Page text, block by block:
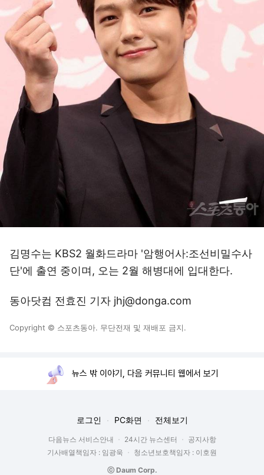
김명수는 KBS2 월화드라마 '암행어사:조선비밀수사
단'에 출연 중이며, 오는 2월 해병대에 입대한다.
동아닷컴 전효진 기자 jhj@donga.com
Copyright © 스포츠동아. 무단전재 및 재배포 금지.
뉴스 밖 이야기, 다음 커뮤니티 웹에서 보기
로그인 PC화면 전체보기
다음뉴스 서비스안내 24시간 뉴스센터
공지사항
기사배열책임자 : 임광욱
청소년보호책임자 : 이호원
ⓒ Daum Corp.